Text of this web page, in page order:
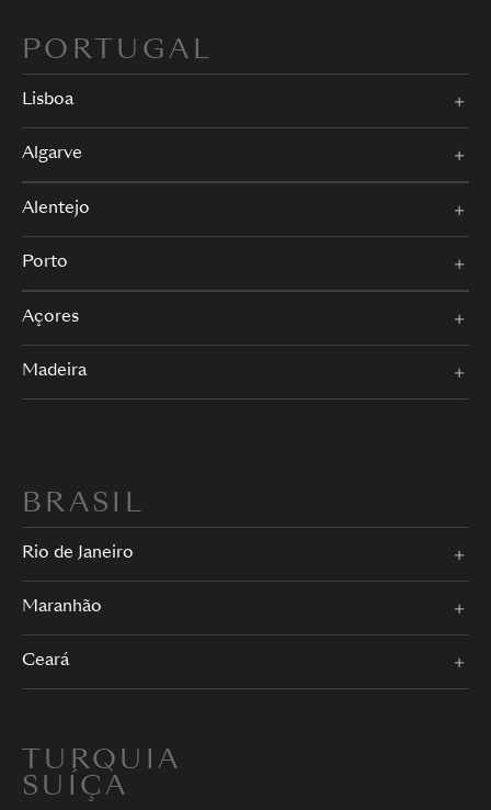
PORTUGAL
Lisboa
Algarve
Alentejo
Porto
Açores
Madeira
BRASIL
Rio de Janeiro
Maranhão
Ceará
TURQUIA
SUÍÇA